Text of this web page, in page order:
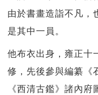
由於書畫造詣不凡，
是其中一員。
他布衣出身，雍正十
修，先後參與編纂《
《西清古鑑》諸內